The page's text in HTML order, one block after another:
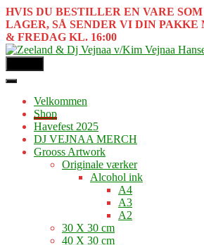
HVIS DU BESTILLER EN VARE
LAGER, SÅ SENDER VI DIN PAKKE
& FREDAG KL. 16:00
Velkommen
Shop
Havefest 2025
DJ VEJNAA MERCH
Grooss Artwork
Originale værker
Alcohol ink
A4
A3
A2
30 X 30 cm
40 X 30 cm